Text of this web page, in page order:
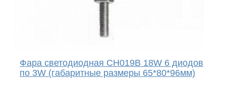
Фара светодиодная CH019В 18W 6 диодов
по 3W (габаритные размеры 65*80*96мм)